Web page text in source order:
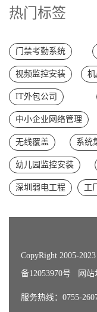
热门标签
门禁考勤系统
视频监控安装
IT外包公司
中小企业网络管理
无线覆盖 系统
幼儿园监控安装
深圳弱电工程 工
CopyRight 2005-
备12053970号
网站
服务热线：0755-